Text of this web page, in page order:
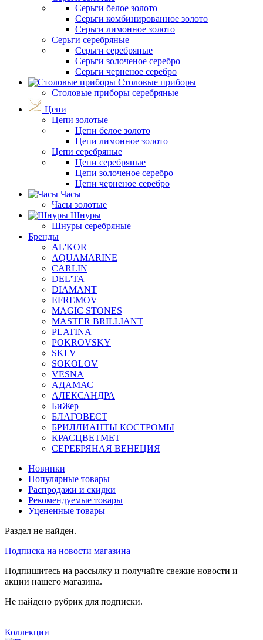
Серьги белое золото
Серьги комбинированное золото
Серьги лимонное золото
Серьги серебряные
Серьги серебряные
Серьги золоченое серебро
Серьги черненое серебро
Столовые приборы
Столовые приборы серебряные
Цепи
Цепи золотые
Цепи белое золото
Цепи лимонное золото
Цепи серебряные
Цепи серебряные
Цепи золоченое серебро
Цепи черненое серебро
Часы
Часы золотые
Шнуры
Шнуры серебряные
Бренды
AL'KOR
AQUAMARINE
CARLIN
DEL'TA
DIAMANT
EFREMOV
MAGIC STONES
MASTER BRILLIANT
PLATINA
POKROVSKY
SKLV
SOKOLOV
VESNA
АДАМАС
АЛЕКСАНДРА
БиЖер
БЛАГОВЕСТ
БРИЛЛИАНТЫ КОСТРОМЫ
КРАСЦВЕТМЕТ
СЕРЕБРЯНАЯ ВЕНЕЦИЯ
Новинки
Популярные товары
Распродажи и скидки
Рекомендуемые товары
Уцененные товары
Раздел не найден.
Подписка на новости магазина
Подпишитесь на рассылку и получайте свежие новости и
акции нашего магазина.
Не найдено рубрик для подписки.
Коллекции